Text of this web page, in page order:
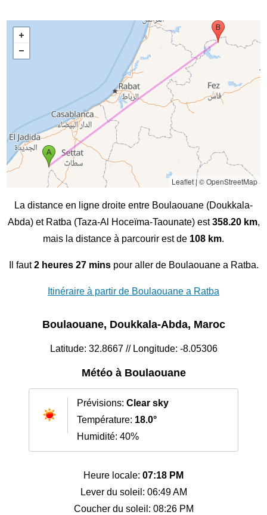
Leaflet|© OpenStreetMap
La distance en ligne droite entre Boulaouane (Doukkala-
Abda) et Ratba (Taza-Al Hoceïma-Taounate) est358.20 km,
mais la distance à parcourir est de 108 km.
Il faut2 heures 27 minspour aller de Boulaouane a Ratba.
Itinéraire à partir de Boulaouane a Ratba
Boulaouane, Doukkala-Abda, Maroc
Latitude: 32.8667 // Longitude: -8.05306
Météo à Boulaouane
Prévisions: Clear sky
Température: 18.0°
Humidité: 40%
Heure locale: 07:18 PM
Lever du soleil: 06:49 AM
Coucher du soleil: 08:26 PM